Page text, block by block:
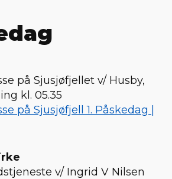
på Sjusjøfjellet v/ Husby,
kl. 05.35
på Sjusjøfjell 1. Påskedag |
v/ Ingrid V Nilsen